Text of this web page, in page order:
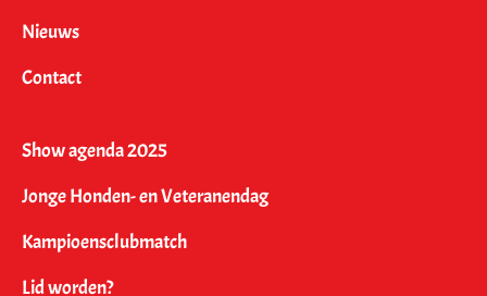
Nieuws
Contact
Show agenda 2025
Jonge Honden- en Veteranendag
Kampioensclubmatch
Lid worden?